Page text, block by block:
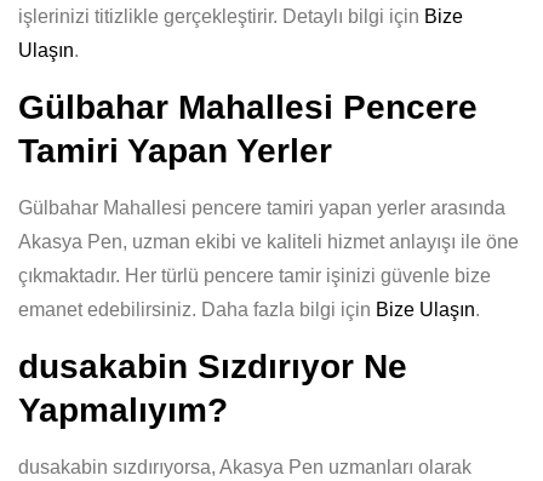
işlerinizi titizlikle gerçekleştirir. Detaylı bilgi için Bize
Ulaşın.
Gülbahar Mahallesi Pencere
Tamiri Yapan Yerler
Gülbahar Mahallesi pencere tamiri yapan yerler arasında
Akasya Pen, uzman ekibi ve kaliteli hizmet anlayışı ile öne
çıkmaktadır. Her türlü pencere tamir işinizi güvenle bize
emanet edebilirsiniz. Daha fazla bilgi için Bize Ulaşın.
dusakabin Sızdırıyor Ne
Yapmalıyım?
dusakabin sızdırıyorsa, Akasya Pen uzmanları olarak